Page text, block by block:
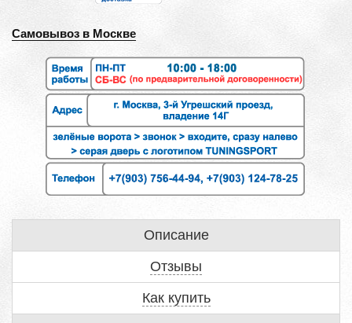
Самовывоз в Москве
Описание
Отзывы
Как купить